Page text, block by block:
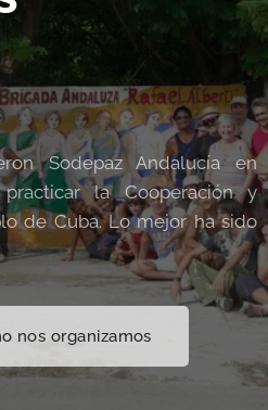
Sodepaz Andalucía en
la Cooperación y
de Cuba. Lo mejor ha sido
nos organizamos